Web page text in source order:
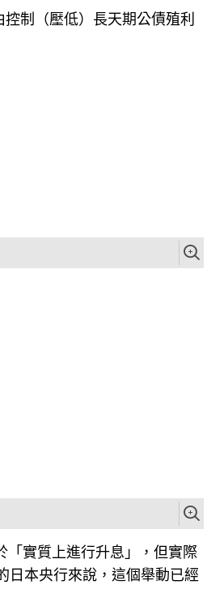
制（壓低）長天期公債殖利
「實質上進行升息」，但實際
日本央行來說，這個舉動已經